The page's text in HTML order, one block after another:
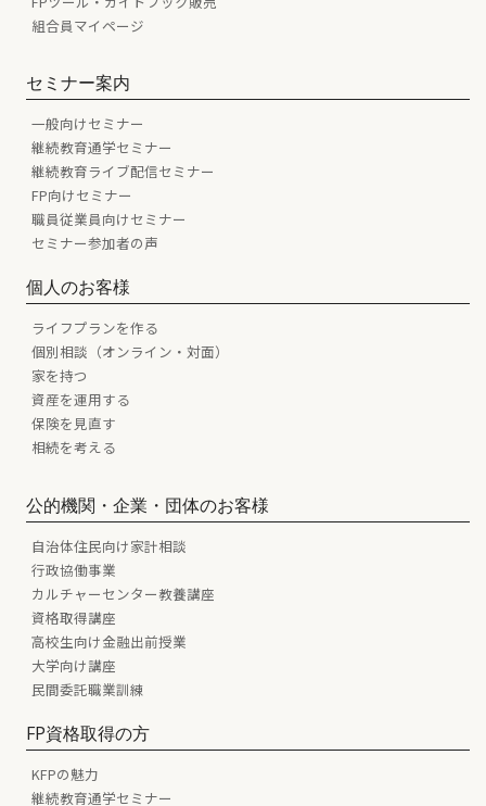
組合員マイページ
セミナー案内
一般向けセミナー
継続教育通学セミナー
継続教育ライブ配信セミナー
FP向けセミナー
職員従業員向けセミナー
セミナー参加者の声
個人のお客様
ライフプランを作る
個別相談（オンライン・対面）
家を持つ
資産を運用する
保険を見直す
相続を考える
公的機関・企業・団体のお客様
自治体住民向け家計相談
行政協働事業
カルチャーセンター教養講座
資格取得講座
高校生向け金融出前授業
大学向け講座
民間委託職業訓練
FP資格取得の方
KFPの魅力
継続教育通学セミナー